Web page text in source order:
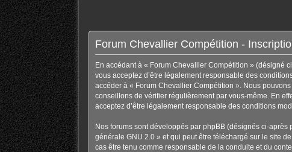
Forum Chevallier Compétition -
En accédant à « Forum Chevallier Compétition » (désigné
vous acceptez d’être légalement responsable des
accéder à « Forum Chevallier Compétition ». Nous
conseillons de vérifier régulièrement par vous-même. En
acceptez d’être légalement responsable des conditions
Nos forums sont développés par phpBB (désignés ci-
générale GNU 2.0» et qui peut être téléchargé sur le site
cas être tenu comme responsable de la conduite et du